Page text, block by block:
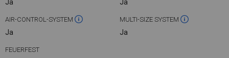
Ja Ja
AIR-CONTROL-SYSTEM
Ja
MULTI-SIZE SYSTEM
Ja
FEUERFEST